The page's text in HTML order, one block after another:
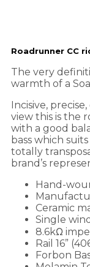
Roadrunner CC
The very
warmth of a
Incisive,
view this is the
with a good
bass which
totally
brand’s
Hand-
Ceramic
Single
8.6kΩ
Rail 16”
Forbon